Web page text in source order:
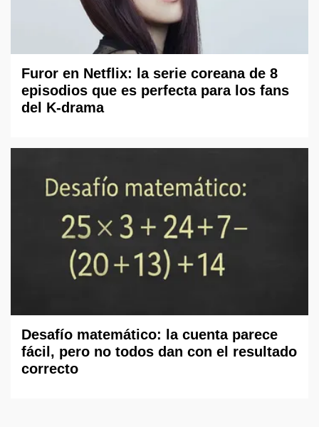
Furor en Netflix: la serie coreana de 8
episodios que es perfecta para los fans
del K-drama
Desafío matemático: la cuenta parece
fácil, pero no todos dan con el resultado
correcto